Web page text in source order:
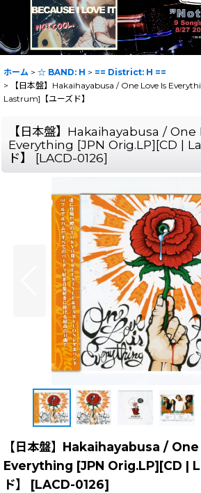
ホーム > ☆ BAND: H > == District: H ==
>
【日本盤】Hakaihayabusa / One Love Is
Lastrum]【ユーズド】
【日本盤】Hakaihayabusa / One
Everything [JPN Orig.LP][CD |
ド】
[LACD-0126]
【日本盤】Hakaihayabusa /
Everything [JPN Orig.LP][CD |
ド】
[LACD-0126]